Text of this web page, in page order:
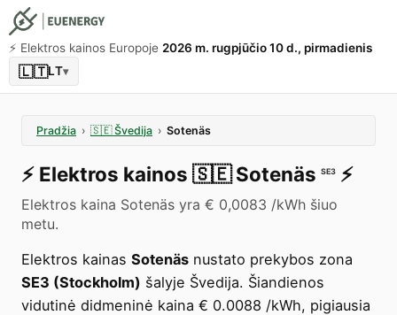
⚡️ Elektros kainos Europoje 2026 m. rugpjūčio 10 d., pirmadienis
🇱🇹LT▾
Pradžia › 🇸🇪 Švedija › Sotenäs
⚡️ Elektros kainos 🇸🇪 Sotenäs SE3 ⚡️
Elektros kaina Sotenäs yra € 0,0083 /kWh šiuo
metu.
Elektros kainas Sotenäs nustato prekybos zona
SE3 (Stockholm) šalyje Švedija. Šiandienos
vidutinė didmeninė kaina € 0.0088 /kWh, pigiausia